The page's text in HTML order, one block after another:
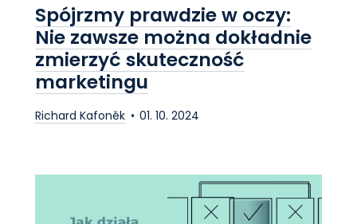
Spójrzmy prawdzie w oczy:
Nie zawsze można dokładnie
zmierzyć skuteczność
marketingu
Richard Kafoněk 01. 10. 2024